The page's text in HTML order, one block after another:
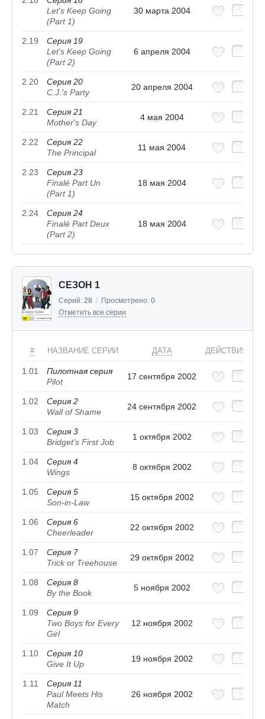
Let's Keep Going
(Part 1)
30 марта 2004
2.19
Серия 19
Let's Keep Going
(Part 2)
6 апреля 2004
2.20
Серия 20
C.J.'s Party
20 апреля 2004
2.21
Серия 21
Mother's Day
4 мая 2004
2.22
Серия 22
The Principal
11 мая 2004
2.23
Серия 23
Finalé Part Un
(Part 1)
18 мая 2004
2.24
Серия 24
Finalé Part Deux
(Part 2)
18 мая 2004
СЕЗОН 1
Серий: 28 / Просмотрено: 0
Отметить все серии
# НАЗВАНИЕ СЕРИИ ДАТА ДЕЙСТВИЯ
1.01
Пилотная серия
Pilot
17 сентября 2002
1.02
Серия 2
Wall of Shame
24 сентября 2002
1.03
Серия 3
Bridget's First Job
1 октября 2002
1.04
Серия 4
Wings
8 октября 2002
1.05
Серия 5
Son-in-Law
15 октября 2002
1.06
Серия 6
Cheerleader
22 октября 2002
1.07
Серия 7
Trick or Treehouse
29 октября 2002
1.08
Серия 8
By the Book
5 ноября 2002
1.09
Серия 9
Two Boys for Every
Girl
12 ноября 2002
1.10
Серия 10
Give It Up
19 ноября 2002
1.11
Серия 11
Paul Meets His
Match
26 ноября 2002